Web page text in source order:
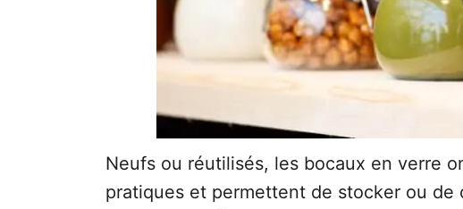
Neufs ou réutilisés, les bocaux en verre
pratiques et permettent de stocker ou de